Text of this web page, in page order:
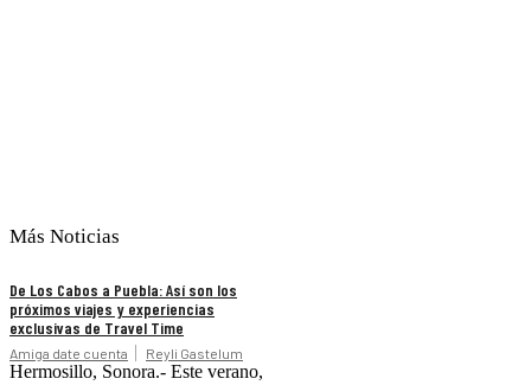
Más Noticias
De Los Cabos a Puebla: Así son los
próximos viajes y experiencias
exclusivas de Travel Time
Amiga date cuenta Reyli Gastelum
Hermosillo, Sonora.- Este verano,